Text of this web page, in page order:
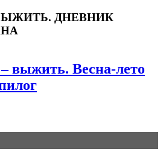
ДНЕВНИК
выжить. Весна-лето